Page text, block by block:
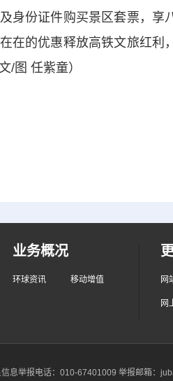
身份证件购买景区套票，
在的优惠释放高铁文旅红
/图 任紫童）
业务概况
环球资讯 移动增值 网
网
息举报电话：010-67401009 举报邮箱：